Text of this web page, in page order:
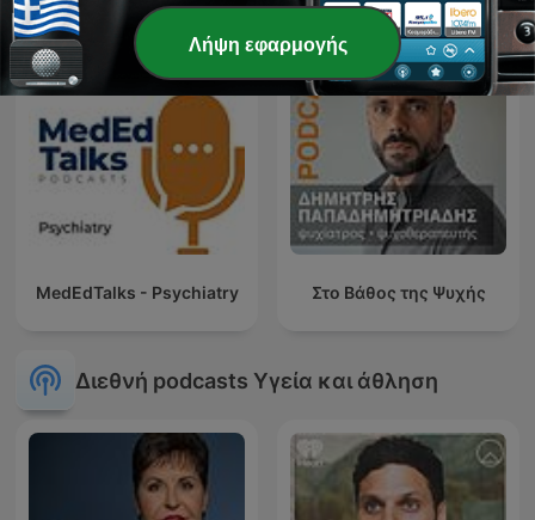
MedEdTalks - Psychiatry Στο Βάθος της Ψυχής
Διεθνή podcasts Υγεία και άθληση
Λήψη εφαρμογής